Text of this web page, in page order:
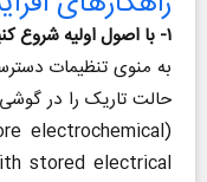
۱- با اصول اولیه شروع کنید:
به منوی تنظیمات
حالت تاریک را در
electrochemical
stored electrical